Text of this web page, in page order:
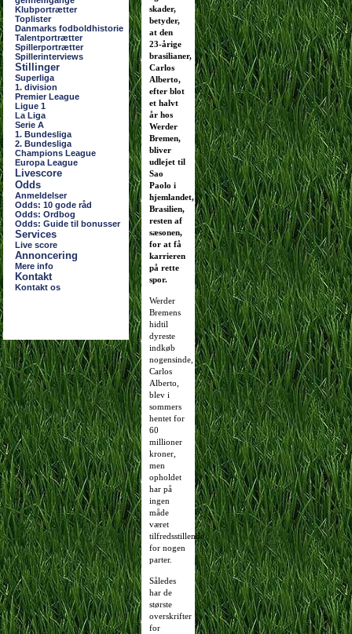
Klubportrætter
Toplister
Danmarks fodboldhistorie
Talentportrætter
Spillerportrætter
Spillerinterviews
Stillinger
Superliga
1. division
Premier League
Ligue 1
La Liga
Serie A
1. Bundesliga
2. Bundesliga
Champions League
Europa League
Livescore
Odds
Anmeldelser
Odds: 10 gode råd
Odds: Ordbog
Odds: Guide til bonusser
Services
Live score
Annoncering
Mere info
Kontakt
Kontakt os
skader,
betyder,
at den
23-årige
brasilianer,
Carlos
Alberto,
efter blot
et halvt
år hos
Werder
Bremen,
bliver
udlejet til
Sao
Paolo i
hjemlandet,
Brasilien,
resten af
sæsonen,
for at få
karrieren
på rette
spor.
Werder
Bremens
hidtil
dyreste
indkøb
nogensinde,
Carlos
Alberto,
blev i
sommers
hentet for
60
millioner
kroner,
men
opholdet
har på
ingen
måde
været
tilfredsstillende
for nogen
parter.
Således
har de
største
overskrifter
for